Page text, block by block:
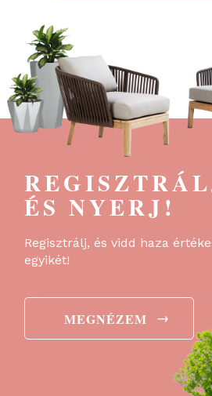
ÉS NYERJ!
Regisztrálj, és vidd haza
egyikét!
MEGNÉZEM →